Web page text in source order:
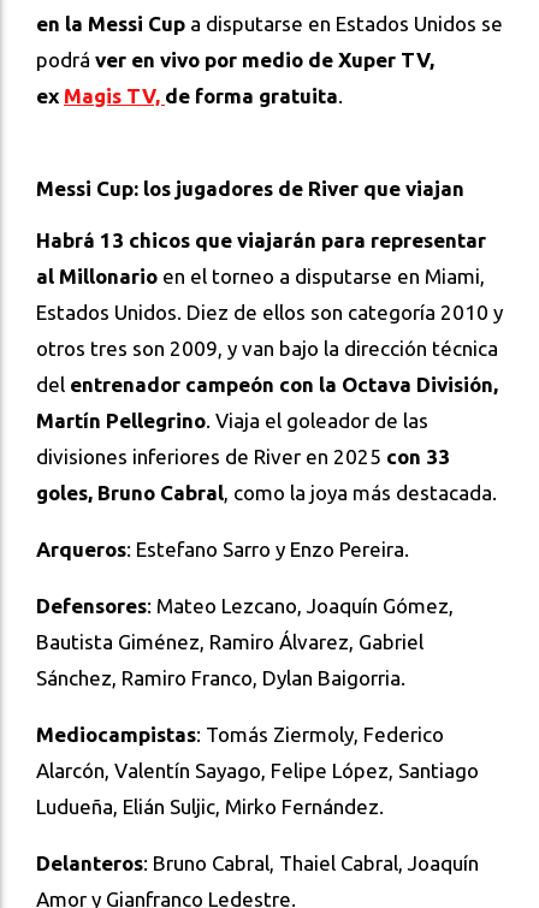
en la Messi Cup a disputarse en Estados Unidos se
podrá ver en vivo por medio de Xuper TV,
ex Magis TV, de forma gratuita
Messi Cup: los jugadores de River que viajan
Habrá 13 chicos que viajarán para representar
al Millonario en el torneo a disputarse en Miami,
Estados Unidos. Diez de ellos son categoría 2010 y
otros tres son 2009, y van bajo la dirección técnica
del entrenador campeón con la Octava División,
Martín Pellegrino . Viaja el goleador de las
divisiones inferiores de River en 2025 con 33
goles, Bruno Cabral , como la joya más destacada.
Arqueros: Estefano Sarro y Enzo Pereira.
Defensores: Mateo Lezcano, Joaquín Gómez,
Bautista Giménez, Ramiro Álvarez, Gabriel
Sánchez, Ramiro Franco, Dylan Baigorria.
Mediocampistas: Tomás Ziermoly, Federico
Alarcón, Valentín Sayago, Felipe López, Santiago
Ludueña, Elián Suljic, Mirko Fernández.
Delanteros: Bruno Cabral, Thaiel Cabral, Joaquín
Amor y Gianfranco Ledestre.